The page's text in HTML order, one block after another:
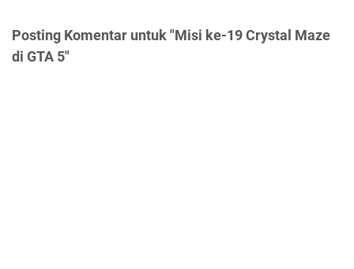
Posting Komentar untuk "Misi ke-19 Crystal Maze
di GTA 5"